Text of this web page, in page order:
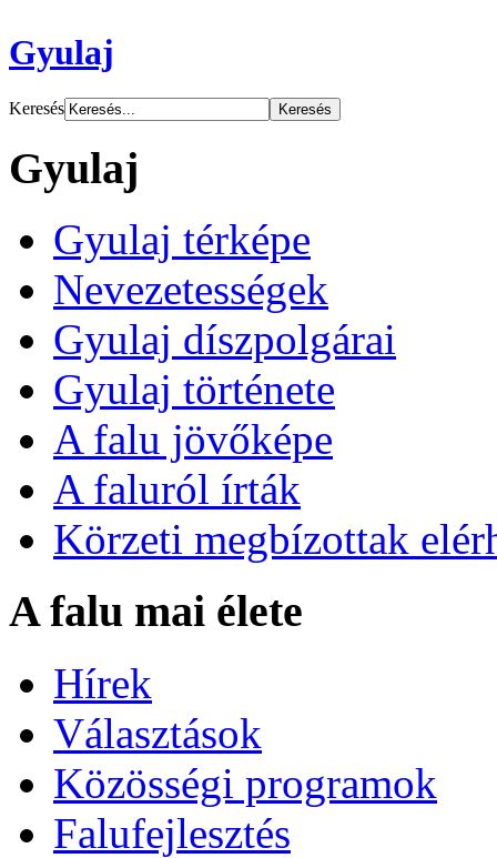
Gyulaj
Keresés
Gyulaj
Gyulaj térképe
Nevezetességek
Gyulaj díszpolgárai
Gyulaj története
A falu jövőképe
A faluról írták
Körzeti megbízottak
A falu mai élete
Hírek
Választások
Közösségi programok
Falufejlesztés